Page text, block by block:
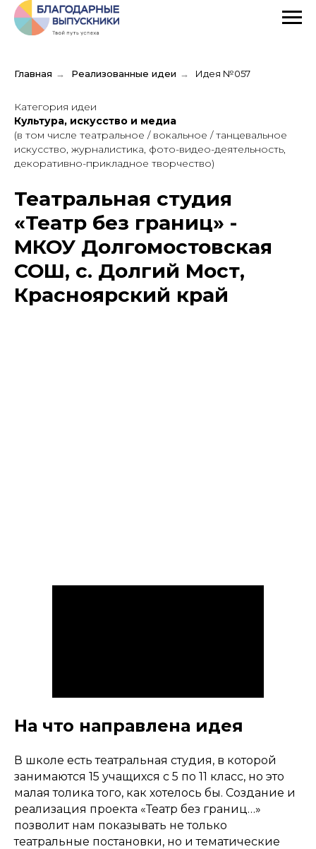
Главная → Реализованные идеи → Идея №057
Категория идеи
Культура, искусство и медиа
(в том числе театральное / вокальное / танцевальное
искусство, журналистика, фото-видео-деятельность,
декоративно-прикладное творчество)
Театральная студия
«Театр без границ» -
МКОУ Долгомостовская
СОШ, с. Долгий Мост,
Красноярский край
На что направлена идея
В школе есть театральная студия, в которой
занимаются 15 учащихся с 5 по 11 класс, но это
малая толика того, как хотелось бы. Создание и
реализация проекта «Театр без границ…»
позволит нам показывать не только
театральные постановки, но и тематические